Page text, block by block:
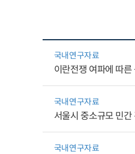
국내연구자료
이란전쟁 여파에 따
국내연구자료
서울시 중소규모 민
국내연구자료